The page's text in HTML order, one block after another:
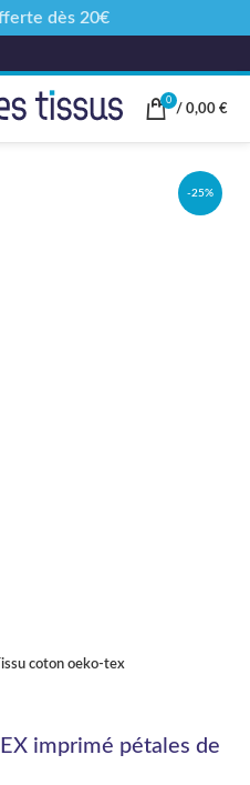
0
/ 0,00 €
-25%
Tissu coton oeko-tex
imprimé pétales de
dès 20€